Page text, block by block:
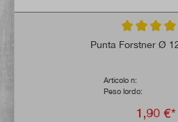
Valutazione
Punta Forstner Ø
Articolo n:
Peso lordo:
1,90 €*